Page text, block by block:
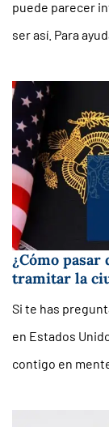
puede parecer
ser así. Para
¿Cómo
tramitar la
Si te has
en Estados
contigo en